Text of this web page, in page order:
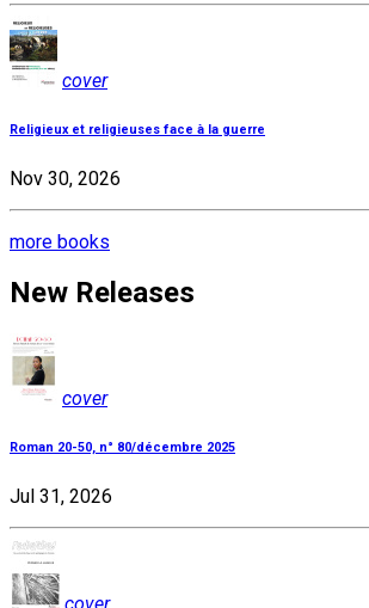
cover
Religieux et religieuses face à la guerre
Nov 30, 2026
more books
New Releases
cover
Roman 20-50, n° 80/décembre 2025
Jul 31, 2026